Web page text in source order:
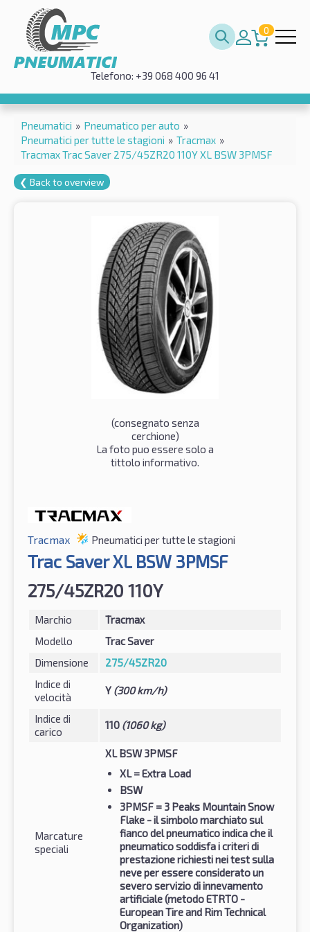
0
Telefono: +39 068 400 96 41
Pneumatici » Pneumatico per auto »
Pneumatici per tutte le stagioni » Tracmax »
Tracmax Trac Saver 275/45ZR20 110Y XL BSW 3PMSF
❮ Back to overview
(consegnato senza
cerchione)
La foto puo essere solo a
tittolo informativo.
Tracmax Pneumatici per tutte le stagioni
Trac Saver XL BSW 3PMSF
275/45ZR20 110Y
Marchio
Tracmax
Modello
Trac Saver
Dimensione
275/45ZR20
Indice di
velocità
Y (300 km/h)
Indice di
carico
110 (1060 kg)
Marcature
speciali
XL BSW 3PMSF
XL= Extra Load
BSW
3PMSF = 3 Peaks Mountain Snow
Flake - il simbolo marchiato sul
fianco del pneumatico indica che il
pneumatico soddisfa i criteri di
prestazione richiesti nei test sulla
neve per essere considerato un
severo servizio di innevamento
artificiale (metodo ETRTO -
European Tire and Rim Technical
Organization)